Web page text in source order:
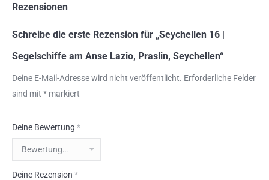
Rezensionen
Schreibe die erste Rezension für „Seychellen 16 |
Segelschiffe am Anse Lazio, Praslin, Seychellen“
Deine E-Mail-Adresse wird nicht veröffentlicht. Erforderliche Felder
sind mit * markiert
Deine Bewertung *
Deine Rezension *